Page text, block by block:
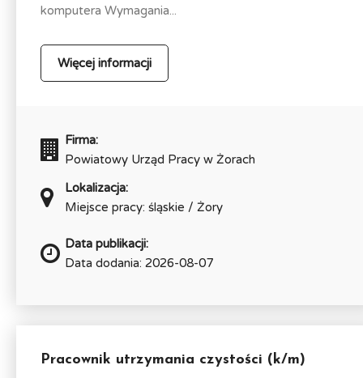
komputera Wymagania...
Więcej informacji
Firma:
Powiatowy Urząd Pracy w Żorach
Lokalizacja:
Miejsce pracy: śląskie / Żory
Data publikacji:
Data dodania: 2026-08-07
Pracownik utrzymania czystości (k/m)